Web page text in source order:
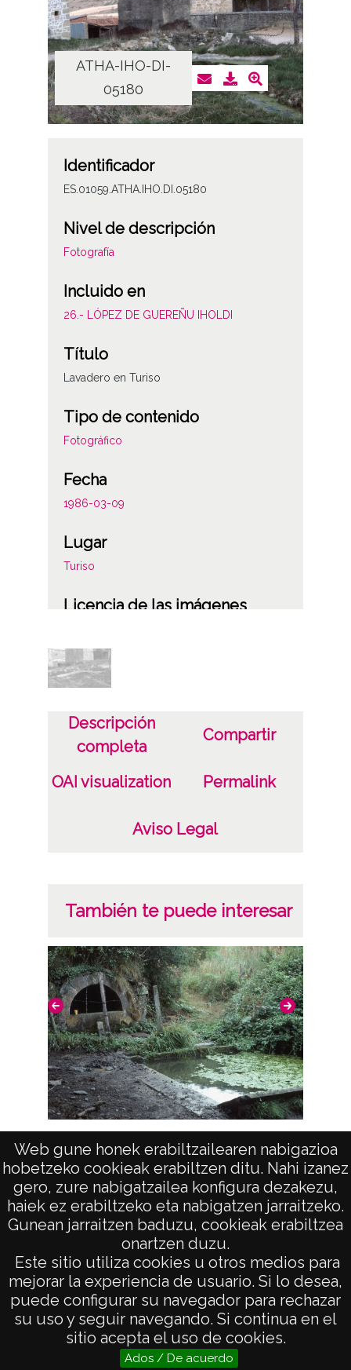
Web gune honek erabiltzailearen nabigazioa
hobetzeko cookieak erabiltzen ditu. Nahi izanez
gero, zure nabigatzailea konfigura dezakezu,
haiek ez erabiltzeko eta nabigatzen jarraitzeko.
Gunean jarraitzen baduzu, cookieak erabiltzea
onartzen duzu.
Este sitio utiliza cookies u otros medios para
mejorar la experiencia de usuario. Si lo desea,
puede configurar su navegador para rechazar
su uso y seguir navegando. Si continua en el
sitio acepta el uso de cookies.
Ados / De acuerdo
ATHA-IHO-DI-
05180
Identificador
ES.01059.ATHA.IHO.DI.05180
Nivel de descripción
Fotografía
Incluido en
26.- LÓPEZ DE GUEREÑU IHOLDI
Título
Lavadero en Turiso
Tipo de contenido
Fotográfico
Fecha
1986-03-09
Lugar
Turiso
Licencia de las imágenes
Descripción
completa
Compartir
OAI visualization Permalink
Aviso Legal
También te puede interesar
Fuente y lavadero en Navarrete
AVISO LEGAL
POLÍTICA DE PRIVACIDAD
ACCESIBILIDAD
ATENCIÓN CIUDADANA